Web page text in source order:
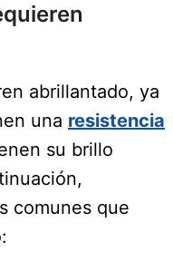
abrillantado, ya
una resistencia
su brillo
comunes que